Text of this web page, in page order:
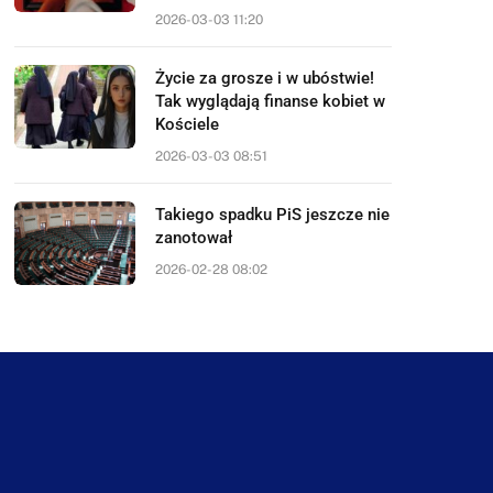
2026-03-03 11:20
Życie za grosze i w ubóstwie!
Tak wyglądają finanse kobiet w
Kościele
2026-03-03 08:51
Takiego spadku PiS jeszcze nie
zanotował
2026-02-28 08:02